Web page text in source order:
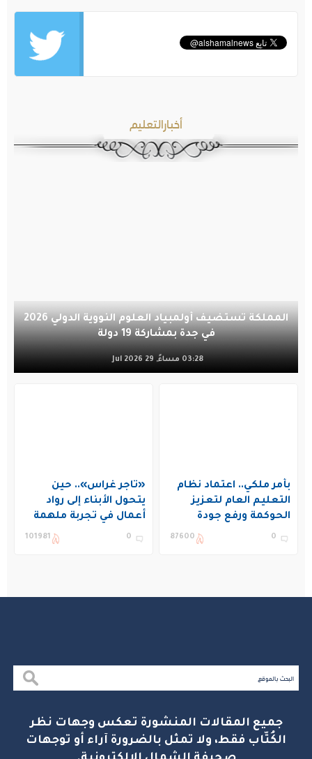
أخبارالتعليم
المملكة تستضيف أولمبياد العلوم النووية الدولي 2026
في جدة بمشاركة 19 دولة
03:28 مساءً, 29 Jul 2026
بأمر ملكي.. اعتماد نظام
التعليم العام لتعزيز
الحوكمة ورفع جودة
التعليم في المملكة
0
87600
«تاجر غراس».. حين
يتحول الأبناء إلى رواد
أعمال في تجربة ملهمة
بنادي غراس الصيفي
0
101981
جميع المقالات المنشورة تعكس وجهات نظر
الكُتّاب فقط، ولا تمثل بالضرورة آراء أو توجهات